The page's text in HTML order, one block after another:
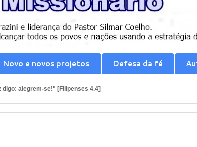
Novo e novos projetos Defesa da fé
alegrem-se!" [Filipenses 4.4]